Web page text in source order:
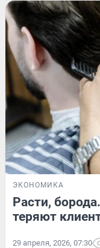
ЭКОНОМИКА
Расти,
теряют
29 апреля, 2026, 07:30